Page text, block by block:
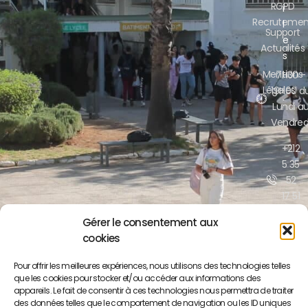
Gérer le consentement aux
cookies
Pour offrir les meilleures expériences, nous utilisons des technologies telles
que les cookies pour stocker et/ou accéder aux informations des
appareils. Le fait de consentir à ces technologies nous permettra de traiter
des données telles que le comportement de navigation ou les ID uniques
Actualités
Mentions
Légales
RGPD
Support
i
l
e
s
7H30 -
19H00
Lundi
+212
5 35
52
17 51
Moulay